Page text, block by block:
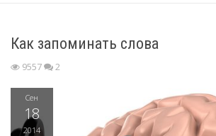
Как запоминать слова
9557 2
Сен
18
2014